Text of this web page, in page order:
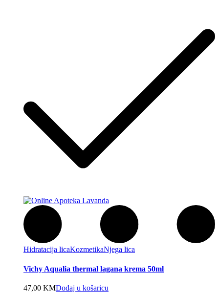
Hidratacija licaKozmetikaNjega lica
Vichy Aqualia thermal lagana krema 50ml
47,00 KMDodaj u košaricu